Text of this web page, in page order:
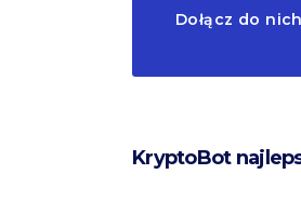
Dołącz do nich
KryptoBot